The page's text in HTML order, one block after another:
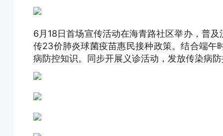
6月18日首场宣传活动在海青路社区举办，普
传23价肺炎球菌疫苗惠民接种政策。结合端午
病防控知识。同步开展义诊活动，发放传染病